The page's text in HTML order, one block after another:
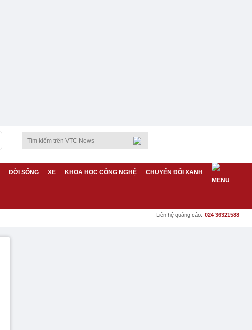
ĐỜI SỐNG XE KHOA HỌC CÔNG NGHỆ CHUYỂN ĐỔI XANH
Liên hệ quảng cáo: 024 36321588